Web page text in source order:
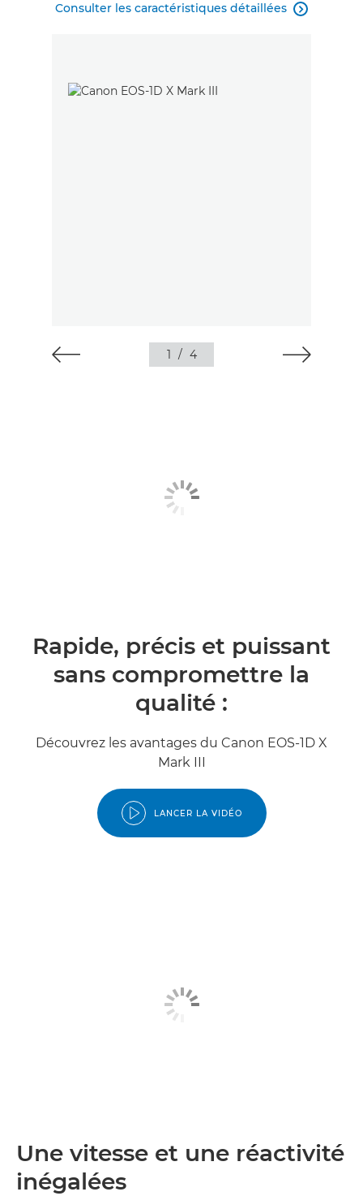
Consulter les caractéristiques détaillées 
1 / 4
Rapide, précis et puissant
sans compromettre la
qualité :
Découvrez les avantages du Canon EOS-1D X
Mark III
LANCER LA VIDÉO
Une vitesse et une réactivité
inégalées